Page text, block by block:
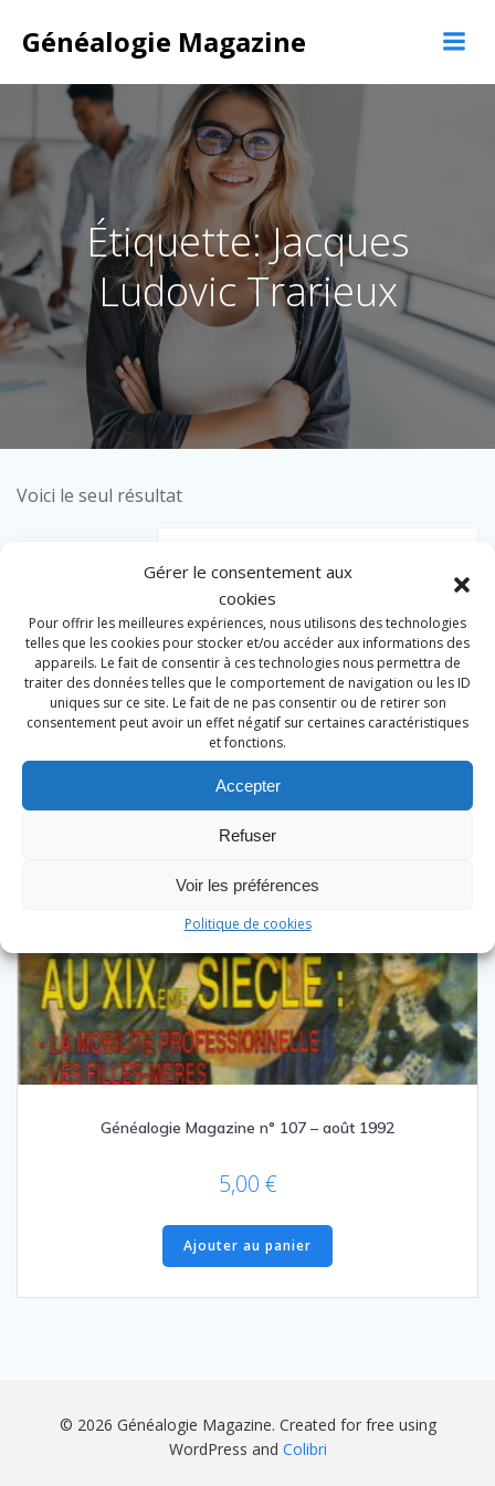
Gérer le consentement aux
cookies
Pour offrir les meilleures expériences, nous utilisons des technologies
telles que les cookies pour stocker et/ou accéder aux informations des
appareils. Le fait de consentir à ces technologies nous permettra de
traiter des données telles que le comportement de navigation ou les ID
uniques sur ce site. Le fait de ne pas consentir ou de retirer son
consentement peut avoir un effet négatif sur certaines caractéristiques
et fonctions.
Accepter
Refuser
Voir les préférences
Politique de cookies
au
contenu
Généalogie Magazine
Étiquette: Jacques
Ludovic Trarieux
Voici le seul résultat
Généalogie Magazine n° 107 – août 1992
5,00 €
Ajouter au panier
© 2026 Généalogie Magazine. Created for free using
WordPress and Colibri